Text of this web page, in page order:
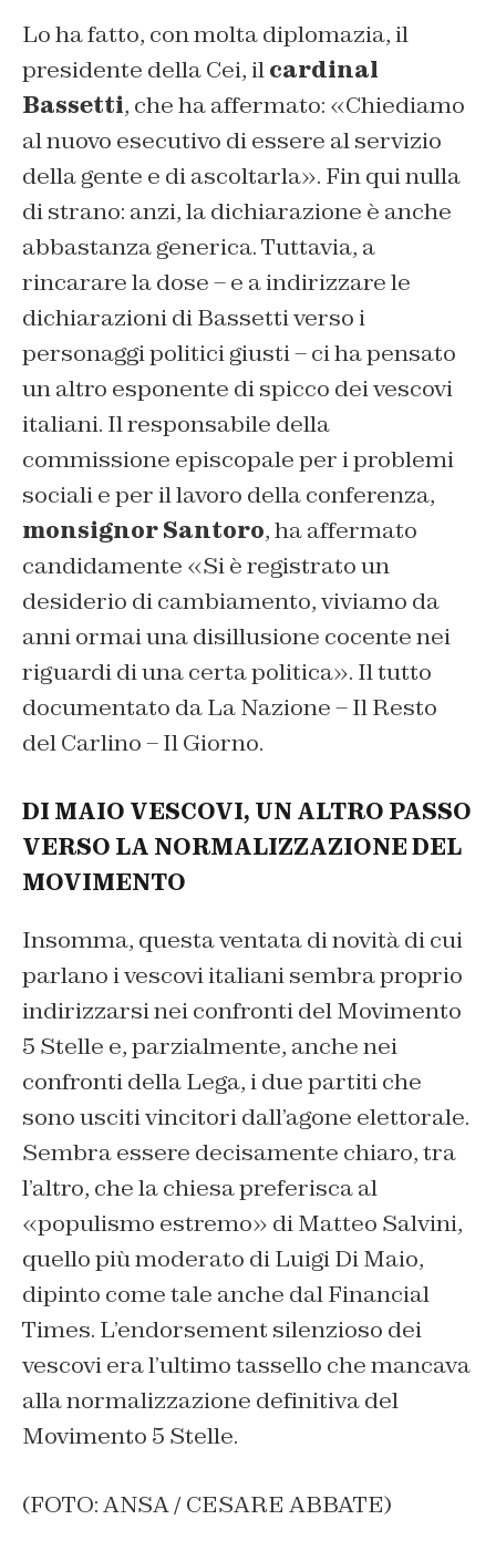
Lo ha fatto, con molta diplomazia, il
presidente della Cei, ilcardinal
Bassetti, che ha affermato: «Chiediamo
al nuovo esecutivo di essere al servizio
della gente e di ascoltarla». Fin qui nulla
di strano: anzi, la dichiarazione è anche
abbastanza generica. Tuttavia, a
rincarare la dose – e a indirizzare le
dichiarazioni di Bassetti verso i
personaggi politici giusti – ci ha pensato
un altro esponente di spicco dei vescovi
italiani. Il responsabile della
commissione episcopale per i problemi
sociali e per il lavoro della conferenza,
monsignor Santoro, ha affermato
candidamente «Si è registrato un
desiderio di cambiamento, viviamo da
anni ormai una disillusione cocente nei
riguardi di una certa politica». Il tutto
documentato daLa Nazione – Il Resto
del Carlino – Il Giorno.
DI MAIO VESCOVI, UN ALTRO PASSO
VERSO LA NORMALIZZAZIONE DEL
MOVIMENTO
Insomma, questa ventata di novità di cui
parlano i vescovi italiani sembra proprio
indirizzarsi nei confronti del Movimento
5 Stelle e, parzialmente, anche nei
confronti della Lega, i due partiti che
sono usciti vincitori dall’agone elettorale.
Sembra essere decisamente chiaro, tra
l’altro, che la chiesa preferisca al
«populismo estremo» di Matteo Salvini,
quello più moderato di Luigi Di Maio,
dipinto come tale anche dal Financial
Times. L’endorsement silenzioso dei
vescovi era l’ultimo tassello che mancava
alla normalizzazione definitiva del
Movimento 5 Stelle.
(FOTO: ANSA / CESARE ABBATE)